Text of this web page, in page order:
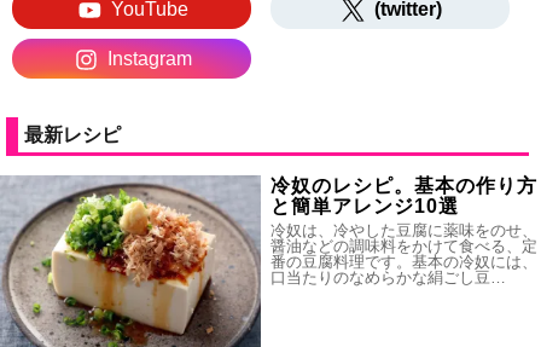
YouTube (twitter)
Instagram
最新レシピ
冷奴のレシピ。基本の作り方
と簡単アレンジ10選
冷奴は、冷やした豆腐に薬味をのせ、
醤油などの調味料をかけて食べる、定
番の豆腐料理です。基本の冷奴には、
口当たりのなめらかな絹ごし豆…